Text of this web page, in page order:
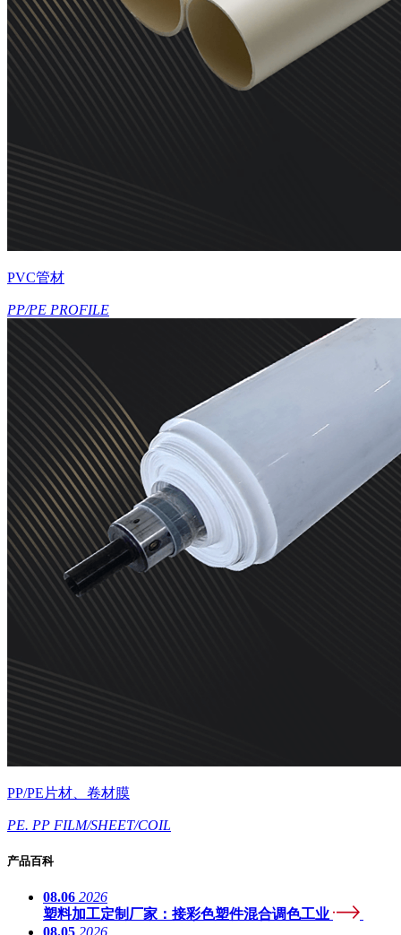
PVC管材
PP/PE PROFILE
PP/PE片材、卷材膜
PE. PP FILM/SHEET/COIL
产品百科
08.06 2026
塑料加工定制厂家：接彩色塑件混合调色工业